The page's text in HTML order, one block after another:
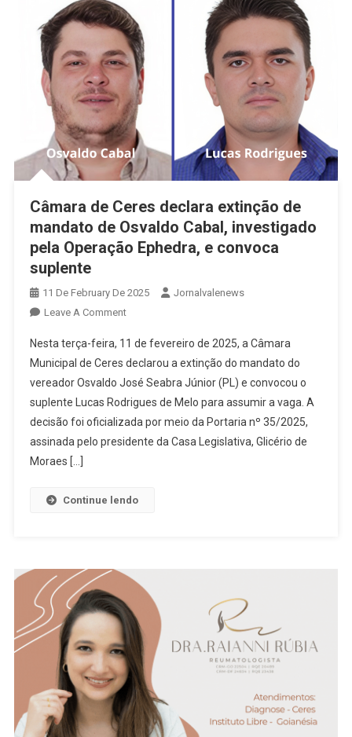
Osvaldo
Cabal
Câmara de Ceres declara extinção de
mandato de Osvaldo Cabal, investigado
pela Operação Ephedra, e convoca
suplente
11 De February De 2025
Jornalvalenews
Leave A CommentOn
De
Ceres
Declara
Extinção
De
Mandato
E
Convoca
Suplente
Nesta terça-feira, 11 de fevereiro de 2025, a Câmara
Municipal de Ceres declarou a extinção do mandato do
vereador Osvaldo José Seabra Júnior (PL) e convocou o
suplente Lucas Rodrigues de Melo para assumir a vaga. A
decisão foi oficializada por meio da Portaria nº 35/2025,
assinada pelo presidente da Casa Legislativa, Glicério de
Moraes […]
Continue lendo